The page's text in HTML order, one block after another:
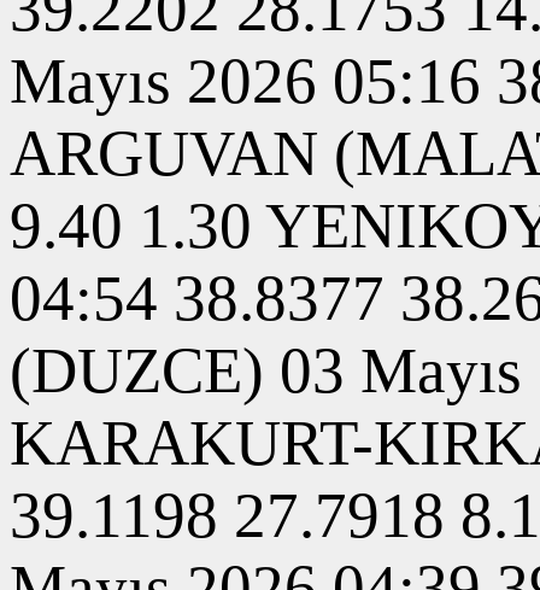
Mayıs 2026 05:16
ARGUVAN
9.40 1.30
04:54 38.8377
(DUZCE) 03
KARAKURT-
39.1198 27.7918